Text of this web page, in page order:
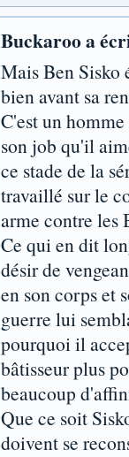
Buckaroo a
Mais Ben Sisko
bien avant sa
C'est un
son job qu'il
ce stade de la
travaillé sur le
arme contre les
Ce qui en dit
désir de
en son corps et
guerre lui
pourquoi il
bâtisseur plus
beaucoup
Que ce soit
doivent se